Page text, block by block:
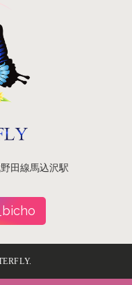
田線馬込沢駅